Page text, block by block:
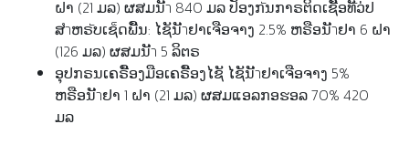
ຝາ (21 ມລ) ຜສມນັำ 840 ມລ ປັອງກัນກາຣຕິດເຊືັອທัັວ່ປ
ສำຫຣัບເຊ็ດພືັນ: ໄຊັນັำຢາເຈືອຈາງ 2.5% ຫຣືອນັำຢາ 6 ຝາ
(126 ມລ) ຜສມນັำ 5 ລິຕຣ
ອຸປກຣນເຄຣືັອງມືອເຄຣືັອງໄຊັ ໄຊັນັำຢາເຈືອຈາງ 5%
ຫຣືອນັำຢາ 1 ຝາ (21 ມລ) ຜສມແອລກອຮອລ 70% 420
ມລ